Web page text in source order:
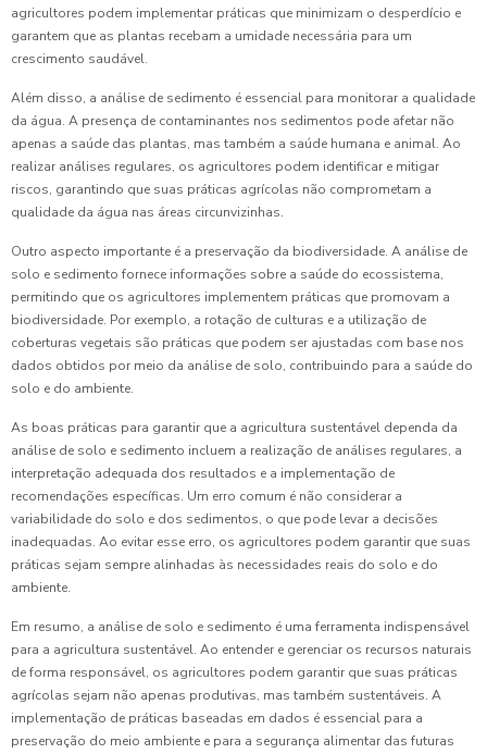
agricultores podem implementar práticas que minimizam o desperdício e
garantem que as plantas recebam a umidade necessária para um
crescimento saudável.
Além disso, a análise de sedimento é essencial para monitorar a qualidade
da água. A presença de contaminantes nos sedimentos pode afetar não
apenas a saúde das plantas, mas também a saúde humana e animal. Ao
realizar análises regulares, os agricultores podem identificar e mitigar
riscos, garantindo que suas práticas agrícolas não comprometam a
qualidade da água nas áreas circunvizinhas.
Outro aspecto importante é a preservação da biodiversidade. A análise de
solo e sedimento fornece informações sobre a saúde do ecossistema,
permitindo que os agricultores implementem práticas que promovam a
biodiversidade. Por exemplo, a rotação de culturas e a utilização de
coberturas vegetais são práticas que podem ser ajustadas com base nos
dados obtidos por meio da análise de solo, contribuindo para a saúde do
solo e do ambiente.
As boas práticas para garantir que a agricultura sustentável dependa da
análise de solo e sedimento incluem a realização de análises regulares, a
interpretação adequada dos resultados e a implementação de
recomendações específicas. Um erro comum é não considerar a
variabilidade do solo e dos sedimentos, o que pode levar a decisões
inadequadas. Ao evitar esse erro, os agricultores podem garantir que suas
práticas sejam sempre alinhadas às necessidades reais do solo e do
ambiente.
Em resumo, a análise de solo e sedimento é uma ferramenta indispensável
para a agricultura sustentável. Ao entender e gerenciar os recursos naturais
de forma responsável, os agricultores podem garantir que suas práticas
agrícolas sejam não apenas produtivas, mas também sustentáveis. A
implementação de práticas baseadas em dados é essencial para a
preservação do meio ambiente e para a segurança alimentar das futuras